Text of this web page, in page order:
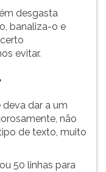
desgasta
banaliza-o e
evitar.
dar a um
não
de texto, muito
50 linhas para